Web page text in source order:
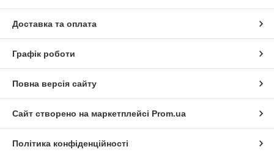
Доставка та оплата
Графік роботи
Повна версія сайту
Сайт створено на маркетплейсі Prom.ua
Політика конфіденційності